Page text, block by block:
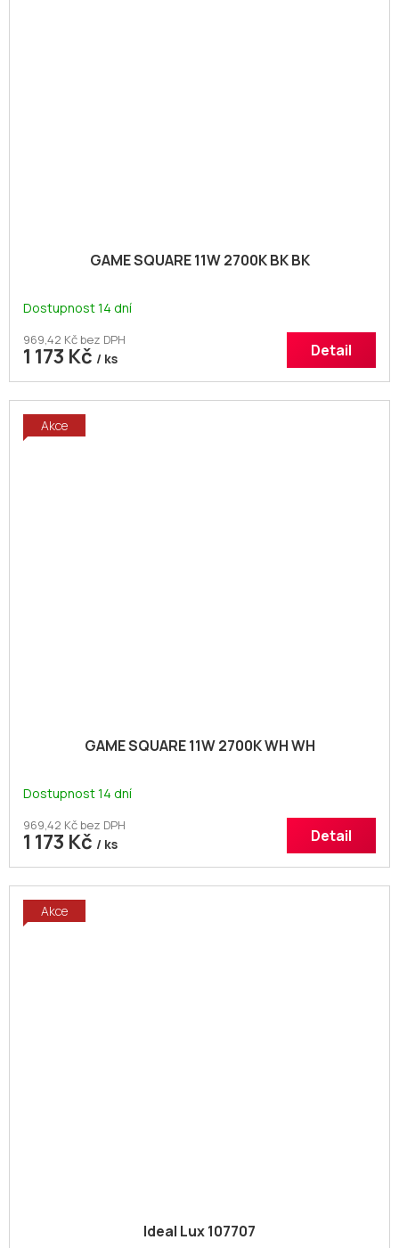
GAME SQUARE 11W 2700K BK BK
Dostupnost 14 dní
969,42 Kč bez DPH
1 173 Kč / ks Detail
Akce
GAME SQUARE 11W 2700K WH WH
Dostupnost 14 dní
969,42 Kč bez DPH
1 173 Kč / ks Detail
Akce
Ideal Lux 107707